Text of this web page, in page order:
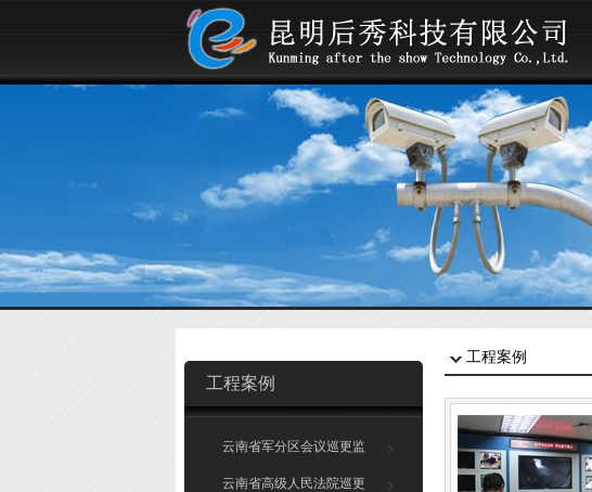
工程案例
云南省军分区会议巡更监
控系统
云南省高级人民法院巡更
工程案例